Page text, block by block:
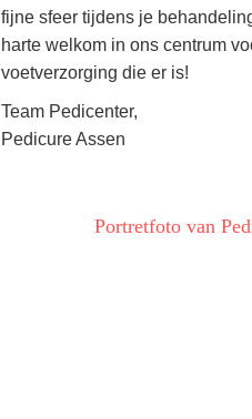
fijne sfeer tijdens je
harte welkom in ons centrum
voetverzorging die er is!
Team Pedicenter,
Pedicure Assen